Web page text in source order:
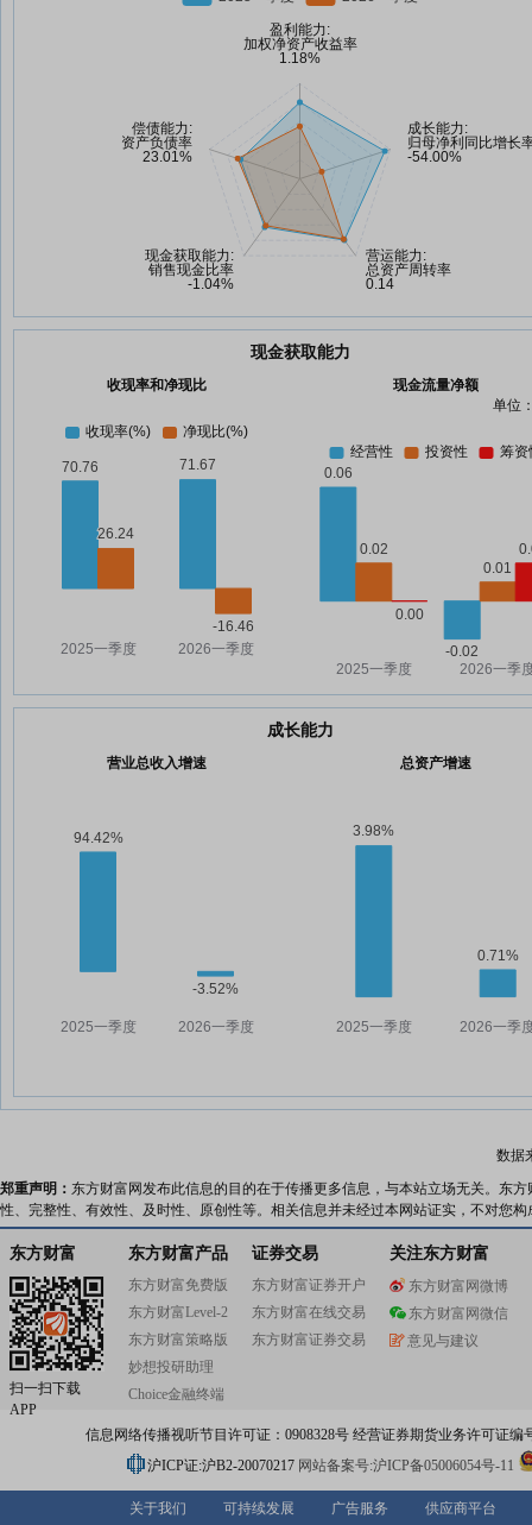
现金获取能力
收现率和净现比
现金流量净额
单位
成长能力
营业总收入增速 总资产增速
数据
郑重声明： 东方财富网发布此信息的目的在于传播更多信息，与本站立场无关。东
性、完整性、有效性、及时性、原创性等。相关信息并未经过本网站证实，不对您
东方财富
扫一扫下载
APP
东方财富产品
东方财富免费版
东方财富Level-2
东方财富策略版
妙想投研助理
Choice金融终端
证券交易
东方财富证券开户
东方财富在线交易
东方财富证券交易
关注东方财富
东方财富网微博
东方财富网微信
意见与建议
信息网络传播视听节目许可证：0908328号 经营证券期货业务许可证编
沪ICP证:沪B2-20070217 网站备案号:沪ICP备05006054号-11
关于我们 可持续发展 广告服务 供应商平台